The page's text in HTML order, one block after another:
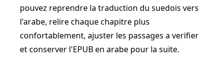
pouvez reprendre la traduction du suedois vers
l'arabe, relire chaque chapitre plus
confortablement, ajuster les passages a verifier
et conserver l'EPUB en arabe pour la suite.